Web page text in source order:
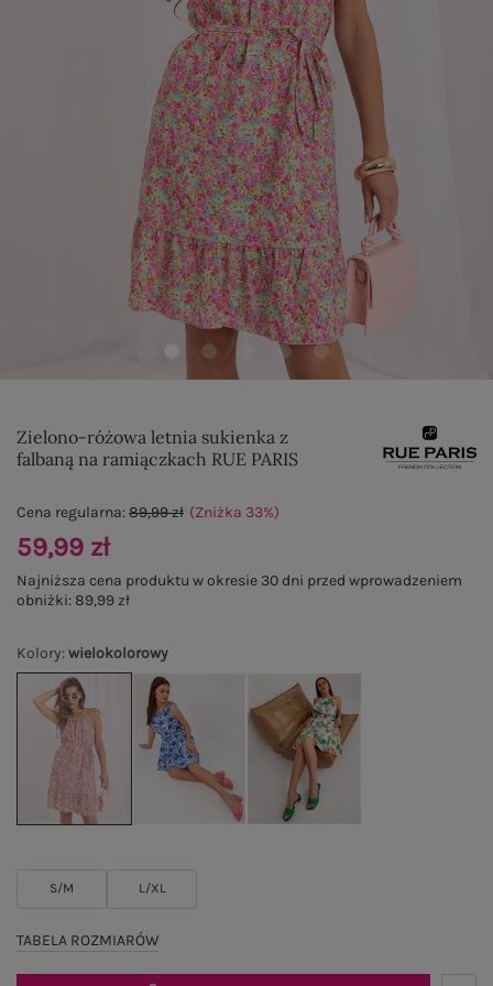
Zielono-różowa letnia sukienka z
falbaną na ramiączkach RUE PARIS
Kolory:wielokolorowy
S/M L/XL
TABELA ROZMIARÓW
Cena regularna:89,99 zł (Zniżka 33%)
59,99 zł
Najniższa cena produktu w okresie 30 dni przed wprowadzeniem
obniżki: 89,99 zł